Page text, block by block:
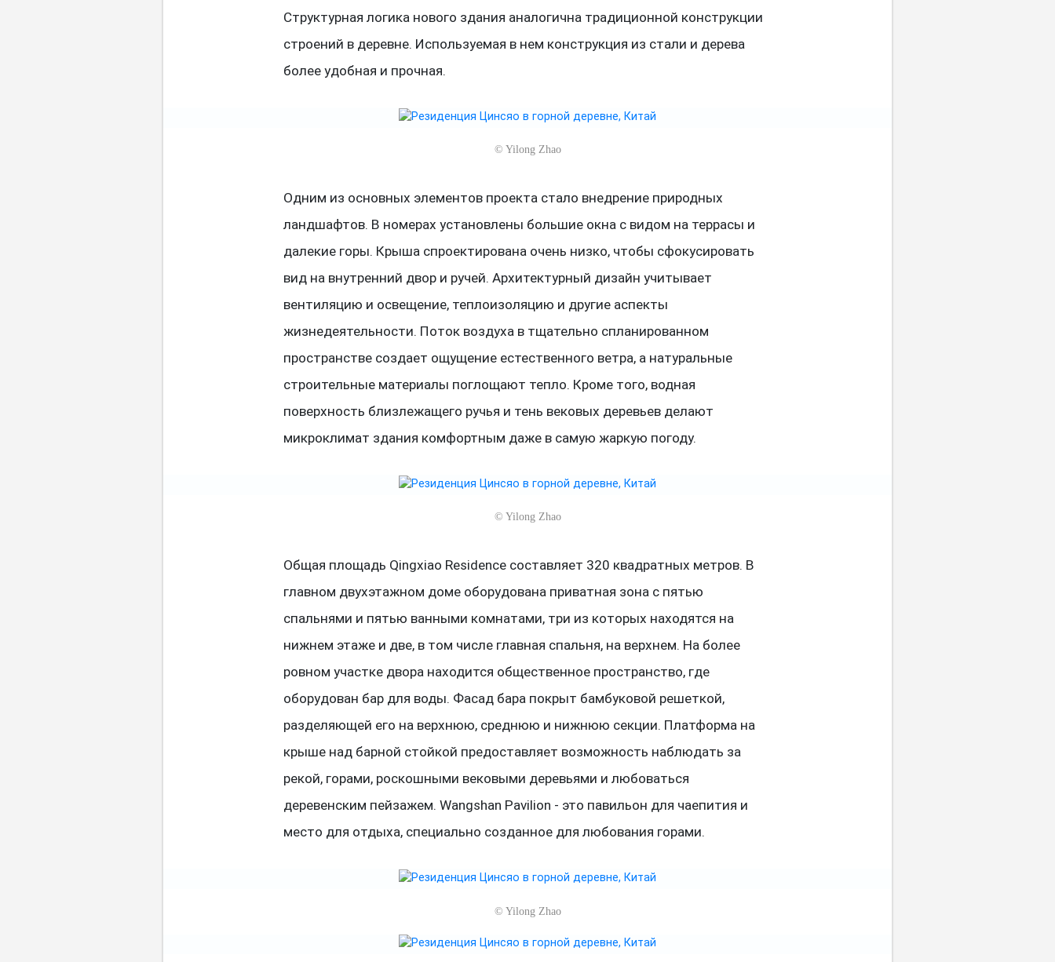
Структурная логика нового здания аналогична традиционной конструкции
строений в деревне. Используемая в нем конструкция из стали и дерева
более удобная и прочная.
© Yilong Zhao
Одним из основных элементов проекта стало внедрение природных
ландшафтов. В номерах установлены большие окна с видом на террасы и
далекие горы. Крыша спроектирована очень низко, чтобы сфокусировать
вид на внутренний двор и ручей. Архитектурный дизайн учитывает
вентиляцию и освещение, теплоизоляцию и другие аспекты
жизнедеятельности. Поток воздуха в тщательно спланированном
пространстве создает ощущение естественного ветра, а натуральные
строительные материалы поглощают тепло. Кроме того, водная
поверхность близлежащего ручья и тень вековых деревьев делают
микроклимат здания комфортным даже в самую жаркую погоду.
© Yilong Zhao
Общая площадь Qingxiao Residence составляет 320 квадратных метров. В
главном двухэтажном доме оборудована приватная зона с пятью
спальнями и пятью ванными комнатами, три из которых находятся на
нижнем этаже и две, в том числе главная спальня, на верхнем. На более
ровном участке двора находится общественное пространство, где
оборудован бар для воды. Фасад бара покрыт бамбуковой решеткой,
разделяющей его на верхнюю, среднюю и нижнюю секции. Платформа на
крыше над барной стойкой предоставляет возможность наблюдать за
рекой, горами, роскошными вековыми деревьями и любоваться
деревенским пейзажем. Wangshan Pavilion - это павильон для чаепития и
место для отдыха, специально созданное для любования горами.
© Yilong Zhao